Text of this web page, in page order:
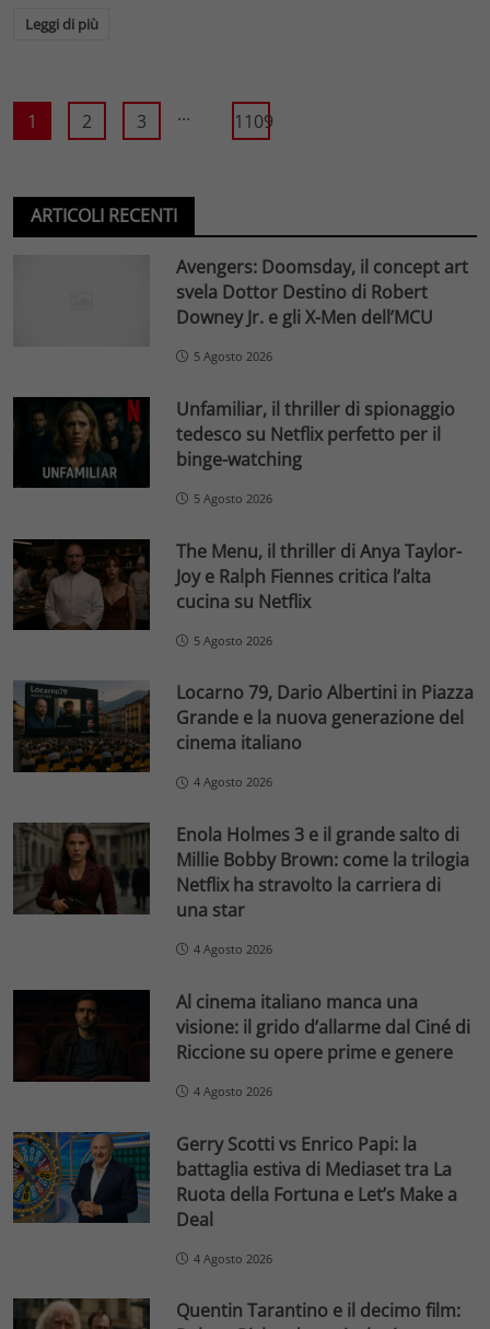
Leggi di più
1 2 3 ... 1109
ARTICOLI RECENTI
Avengers: Doomsday, il concept art
svela Dottor Destino di Robert
Downey Jr. e gli X-Men dell’MCU
5 Agosto 2026
Unfamiliar, il thriller di spionaggio
tedesco su Netflix perfetto per il
binge-watching
5 Agosto 2026
The Menu, il thriller di Anya Taylor-
Joy e Ralph Fiennes critica l’alta
cucina su Netflix
5 Agosto 2026
Locarno 79, Dario Albertini in Piazza
Grande e la nuova generazione del
cinema italiano
4 Agosto 2026
Enola Holmes 3 e il grande salto di
Millie Bobby Brown: come la trilogia
Netflix ha stravolto la carriera di
una star
4 Agosto 2026
Al cinema italiano manca una
visione: il grido d’allarme dal Ciné di
Riccione su opere prime e genere
4 Agosto 2026
Gerry Scotti vs Enrico Papi: la
battaglia estiva di Mediaset tra La
Ruota della Fortuna e Let’s Make a
Deal
4 Agosto 2026
Quentin Tarantino e il decimo film: